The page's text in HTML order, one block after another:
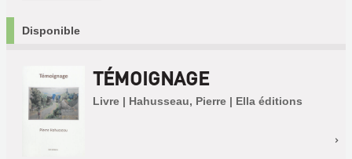
Disponible
TÉMOIGNAGE
Livre | Hahusseau, Pierre | Ella éditions